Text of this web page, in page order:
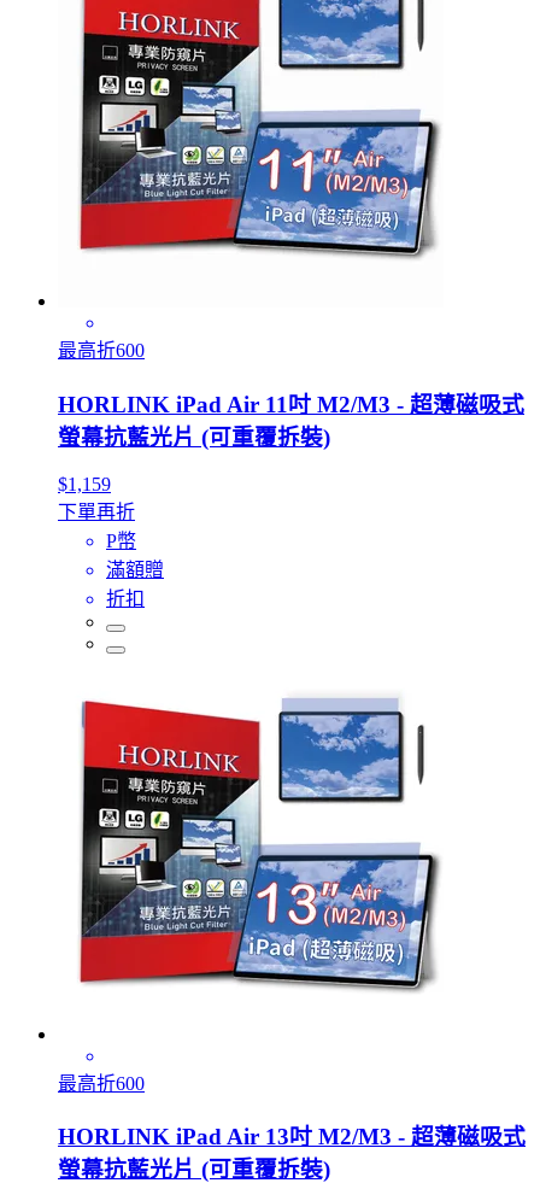
最高折600
HORLINK iPad Air 11吋 M2/M3 - 超薄磁吸式
螢幕抗藍光片 (可重覆拆裝)
$1,159
下單再折
P幣
滿額贈
折扣
最高折600
HORLINK iPad Air 13吋 M2/M3 - 超薄磁吸式
螢幕抗藍光片 (可重覆拆裝)